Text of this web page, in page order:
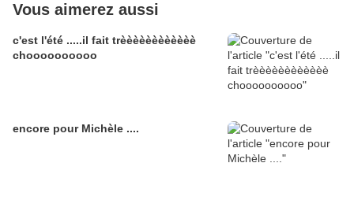
Vous aimerez aussi
c'est l'été .....il fait trèèèèèèèèèèèè
choooooooooo
encore pour Michèle ....